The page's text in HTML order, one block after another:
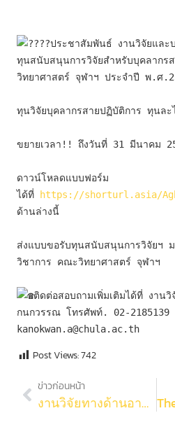
ประชาสัมพันธ์ งานวิจัยและ
ทุนสนับสนุนการวิจัยสำหรับบุคลากร
วิทยาศาสตร์ จุฬาฯ ประจำปี พ.ศ
ทุนวิจัยบุคลากรสายปฏิบัติการ ทุนล
ขยายเวลา!! ถึงวันที่ 31 มีนาคม
ดาวน์โหลดแบบฟอร์ม
ได้ที่
https://shorturl.asia/
ด้านล่างนี้
ส่งแบบขอรับทุนสนับสนุนการวิจัยฯ
วิชาการ คณะวิทยาศาสตร์ จุฬาฯ
ติดต่อสอบถามเพิ่มเติมได้ที่ งาน
กนกวรรณ โทรศัพท์. 02-
kanokwan.a@chula.ac.th
Post Views:742
ข่าวก่อนหน้า
งานวิจัยทางด้านอาหารและสุขภาพ (FOOD & HEALTH) ซึ่งมี รองศาสตราจารย์ ดร.นุชนาถ วุฒิประดิษฐกุล ภาควิชาชีวเคมี และ รองศาสตราจารย์ ดร.ปาหนัน เริงสำราญ ภาควิชาจุลชีววิทยา เป็นผู้ดำเนินการ